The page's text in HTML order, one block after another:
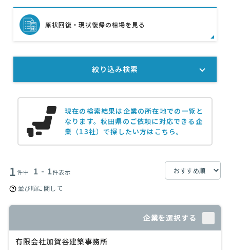
現在の検索結果は企業の所在地での一覧と
なります。秋田県のご依頼に対応できる企
業（13社）で探したい方はこちら。
1件中 1 - 1件表示
並び順に関して
企業を選択する
有限会社加賀谷建築事務所
原状回復・現状復帰の相場を見る
絞り込み検索